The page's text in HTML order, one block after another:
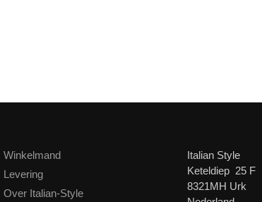
Winkelmand
Levering
Over Italian-Style
Italian Style
Keteldiep 25 F
8321MH Urk